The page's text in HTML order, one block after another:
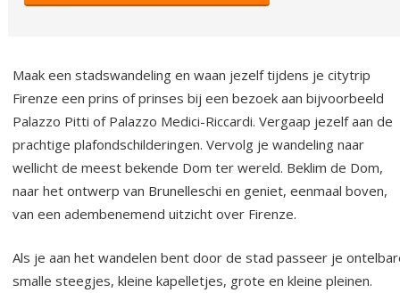
Maak een stadswandeling en waan jezelf tijdens je citytrip
Firenze een prins of prinses bij een bezoek aan bijvoorbeeld
Palazzo Pitti of Palazzo Medici-Riccardi. Vergaap jezelf aan de
prachtige plafondschilderingen. Vervolg je wandeling naar
wellicht de meest bekende Dom ter wereld. Beklim de Dom,
naar het ontwerp van Brunelleschi en geniet, eenmaal boven,
van een adembenemend uitzicht over Firenze.
Als je aan het wandelen bent door de stad passeer je
smalle steegjes, kleine kapelletjes, grote en kleine pleinen.